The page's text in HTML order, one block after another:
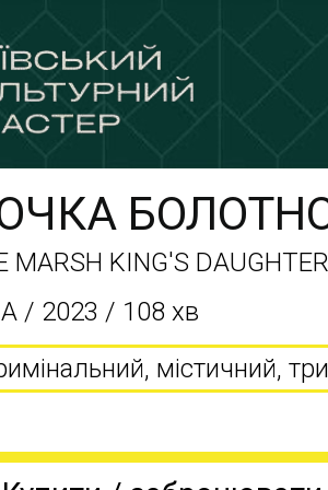
MARSH KING'S DAUGHTER
/ 2023 / 108 хв
містичний,